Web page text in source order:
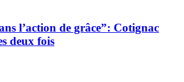
l’action de grâce”: Cotignac
deux fois